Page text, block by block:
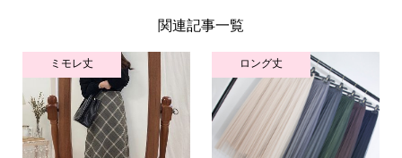
関連記事一覧
ミモレ丈 ロング丈